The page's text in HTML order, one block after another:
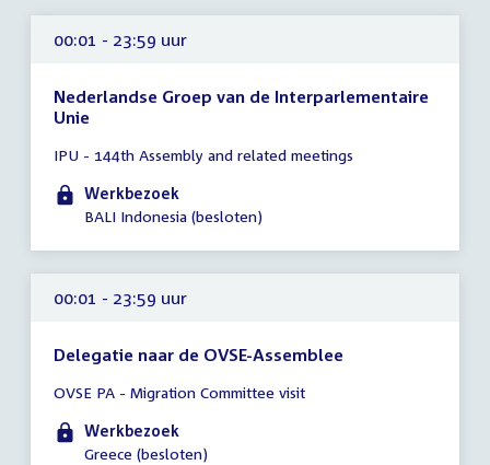
00:01 - 23:59 uur
Nederlandse Groep van de Interparlementaire
Unie
vergadering
00:01
-
uur
IPU - 144th Assembly and related meetings
Werkbezoek
BALI Indonesia (besloten)
00:01 - 23:59 uur
Delegatie naar de OVSE-Assemblee
vergadering
00:01
-
OVSE PA - Migration Committee visit
Werkbezoek
Greece (besloten)